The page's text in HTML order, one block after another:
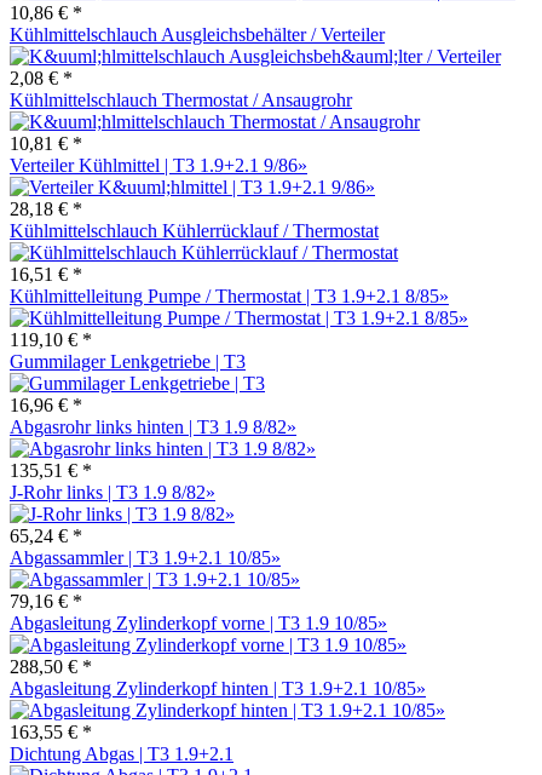
10,86 € *
Kühlmittelschlauch Ausgleichsbehälter / Verteiler
2,08 € *
Kühlmittelschlauch Thermostat / Ansaugrohr
10,81 € *
Verteiler Kühlmittel | T3 1.9+2.1 9/86»
28,18 € *
Kühlmittelschlauch Kühlerrücklauf / Thermostat
16,51 € *
Kühlmittelleitung Pumpe / Thermostat | T3 1.9+2.1 8/85»
119,10 € *
Gummilager Lenkgetriebe | T3
16,96 € *
Abgasrohr links hinten | T3 1.9 8/82»
135,51 € *
J-Rohr links | T3 1.9 8/82»
65,24 € *
Abgassammler | T3 1.9+2.1 10/85»
79,16 € *
Abgasleitung Zylinderkopf vorne | T3 1.9 10/85»
288,50 € *
Abgasleitung Zylinderkopf hinten | T3 1.9+2.1 10/85»
163,55 € *
Dichtung Abgas | T3 1.9+2.1